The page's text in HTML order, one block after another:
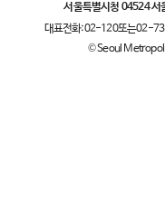
서울특별시청 04524 서
대표전화:02-120또는02-
© Seoul